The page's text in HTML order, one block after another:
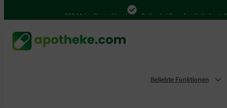
4.000 Mal in Deutschland Online bei Ihrer Apotheke bestellen
Beliebte Funktionen